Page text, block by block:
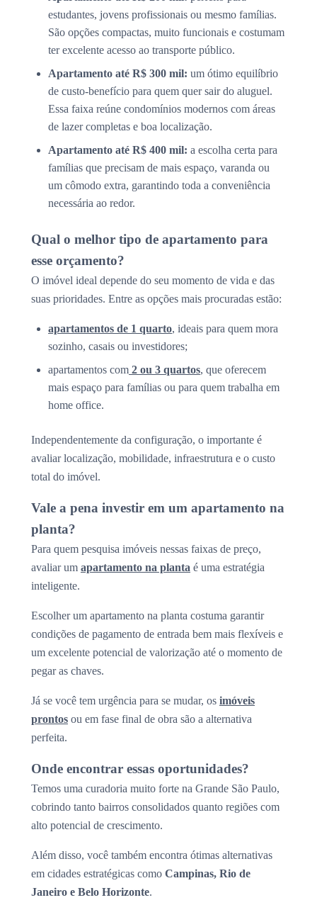
estudantes, jovens profissionais ou mesmo famílias.
São opções compactas, muito funcionais e costumam
ter excelente acesso ao transporte público.
Apartamento até R$ 300 mil: um ótimo equilíbrio
de custo-benefício para quem quer sair do aluguel.
Essa faixa reúne condomínios modernos com áreas
de lazer completas e boa localização.
Apartamento até R$ 400 mil: a escolha certa para
famílias que precisam de mais espaço, varanda ou
um cômodo extra, garantindo toda a conveniência
necessária ao redor.
Qual o melhor tipo de apartamento para
esse orçamento?
O imóvel ideal depende do seu momento de vida e das
suas prioridades. Entre as opções mais procuradas estão:
apartamentos de 1 quarto, ideais para quem mora
sozinho, casais ou investidores;
apartamentos com 2 ou 3 quartos, que oferecem
mais espaço para famílias ou para quem trabalha em
home office.
Independentemente da configuração, o importante é
avaliar localização, mobilidade, infraestrutura e o custo
total do imóvel.
Vale a pena investir em um apartamento na
planta?
Para quem pesquisa imóveis nessas faixas de preço,
avaliar um apartamento na planta é uma estratégia
inteligente.
Escolher um apartamento na planta costuma garantir
condições de pagamento de entrada bem mais flexíveis e
um excelente potencial de valorização até o momento de
pegar as chaves.
Já se você tem urgência para se mudar, os imóveis
prontos ou em fase final de obra são a alternativa
perfeita.
Onde encontrar essas oportunidades?
Temos uma curadoria muito forte na Grande São Paulo,
cobrindo tanto bairros consolidados quanto regiões com
alto potencial de crescimento.
Além disso, você também encontra ótimas alternativas
em cidades estratégicas como Campinas, Rio de
Janeiro e Belo Horizonte.